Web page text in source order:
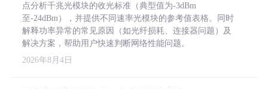
点分析千兆光模块的收光标准（典型值为-3dBm
至-24dBm），并提供不同速率光模块的参考值表格。同时
解释功率异常的常见原因（如光纤损耗、连接器问题）及
解决方案，帮助用户快速判断网络性能问题。
2026年8月4日